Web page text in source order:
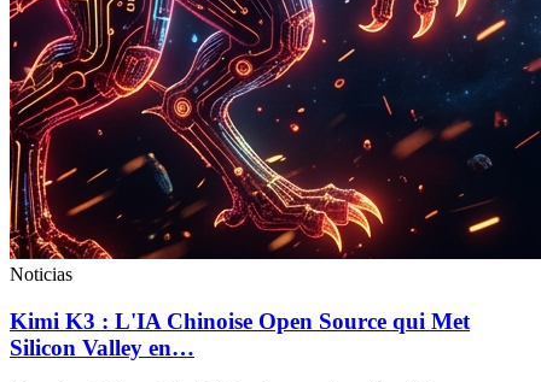
Noticias
Kimi K3 : L'IA Chinoise Open Source qui Met
Silicon Valley en…